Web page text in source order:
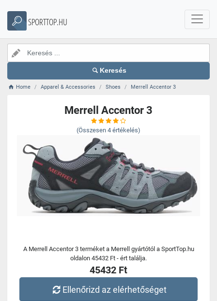
SPORTTOP.HU
Keresés
Home Apparel & Accessories Shoes Merrell Accentor 3
Merrell Accentor 3
(Összesen 4 értékelés)
A Merrell Accentor 3 terméket a Merrell gyártótól a SportTop.hu
oldalon 45432 Ft - ért találja.
45432 Ft
Ellenőrizd az elérhetőséget